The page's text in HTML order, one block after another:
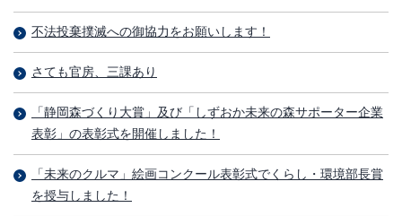
不法投棄撲滅への御協力をお願いします！
さても官房、三課あり
「静岡森づくり大賞」及び「しずおか未来の森サポーター企業
表彰」の表彰式を開催しました！
「未来のクルマ」絵画コンクール表彰式でくらし・環境部長賞
を授与しました！